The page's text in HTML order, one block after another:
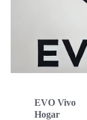
EVO Vivo
Hogar